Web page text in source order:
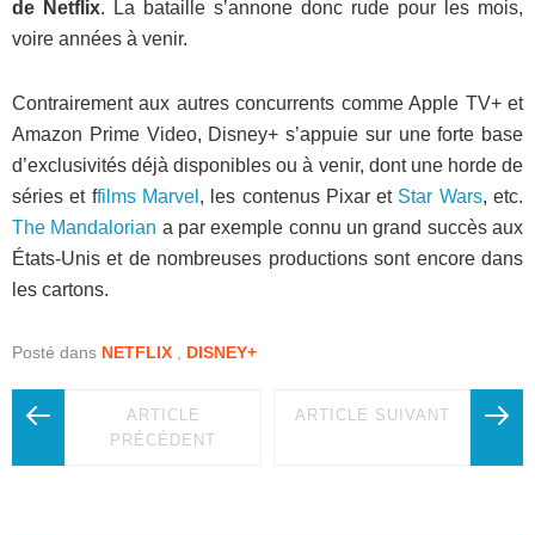
de Netflix. La bataille s’annone donc rude pour les mois,
voire années à venir.
Contrairement aux autres concurrents comme Apple TV+ et
Amazon Prime Video, Disney+ s’appuie sur une forte base
d’exclusivités déjà disponibles ou à venir, dont une horde de
séries et ffilms Marvel , les contenus Pixar et Star Wars, etc.
The Mandalorian a par exemple connu un grand succès aux
États-Unis et de nombreuses productions sont encore dans
les cartons.
Posté dans NETFLIX , DISNEY+
ARTICLE
PRÉCÉDENT
ARTICLE SUIVANT